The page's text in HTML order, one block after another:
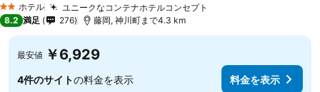
2 ホテルのランク
ホテル ユニークなコンテナホテルコンセプト
8.2 満足 276 藤岡, 神川町まで4.3 km
最安値 ￥6,929
4件のサイトの料金を表示 料金を表示